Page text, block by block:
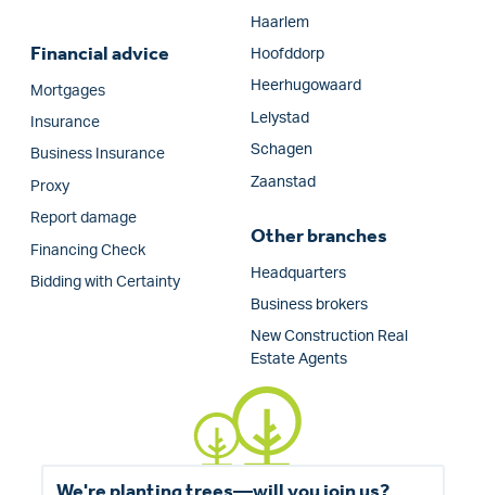
Financial advice
Mortgages
Insurance
Business Insurance
Proxy
Report damage
Financing Check
Bidding with Certainty
Haarlem
Hoofddorp
Heerhugowaard
Lelystad
Schagen
Zaanstad
Other branches
Headquarters
Business brokers
New Construction Real
Estate Agents